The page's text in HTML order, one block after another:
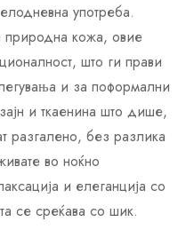
употреба.
природна кожа, овие
што ги прави
и за поформални
и ткаенина што дише,
разгалено, без разлика
во ноќно
и елеганција со
се среќава со шик.